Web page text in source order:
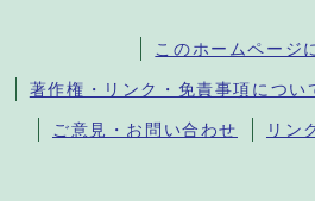
このホームページ
著作権・リンク・免責事項につい
ご意見・お問い合わせ リン